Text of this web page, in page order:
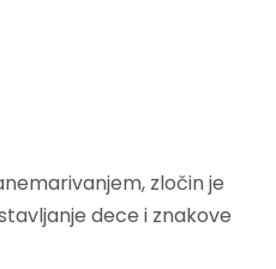
zločin je
dece i znakove